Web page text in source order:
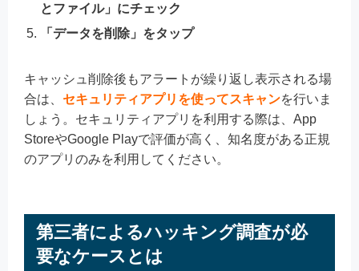
とファイル」にチェック
「データを削除」をタップ
キャッシュ削除後もアラートが繰り返し表示される場
合は、 セキュリティアプリを使ってスキャンを行いま
しょう。セキュリティアプリを利用する際は、App
StoreやGoogle Playで評価が高く、知名度がある正規
のアプリのみを利用してください。
第三者によるハッキング調査が必
要なケースとは